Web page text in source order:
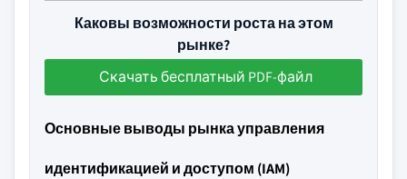
Каковы возможности роста на этом
рынке?
Скачать бесплатный PDF-файл
Основные выводы рынка управления
идентификацией и доступом (IAM)